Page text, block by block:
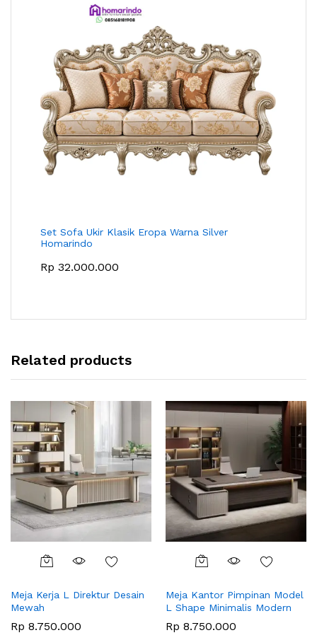
Set Sofa Ukir Klasik Eropa Warna Silver
Homarindo
Rp 32.000.000
Related products
Meja Kerja L Direktur Desain
Mewah
Rp 8.750.000
Meja Kantor Pimpinan Model
L Shape Minimalis Modern
Rp 8.750.000